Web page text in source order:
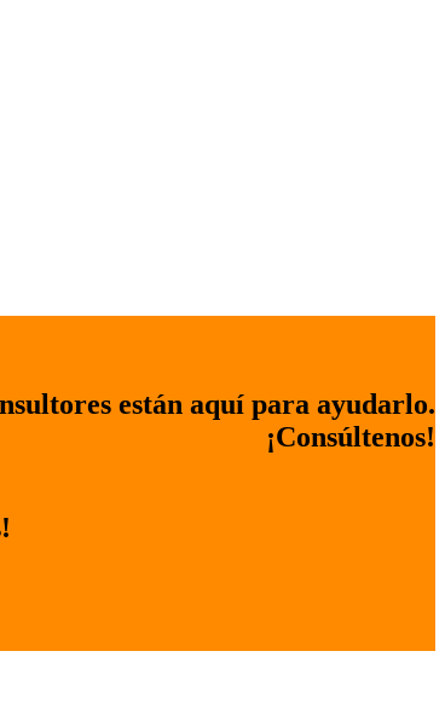
están aquí para ayudarlo.
¡Consúltenos!